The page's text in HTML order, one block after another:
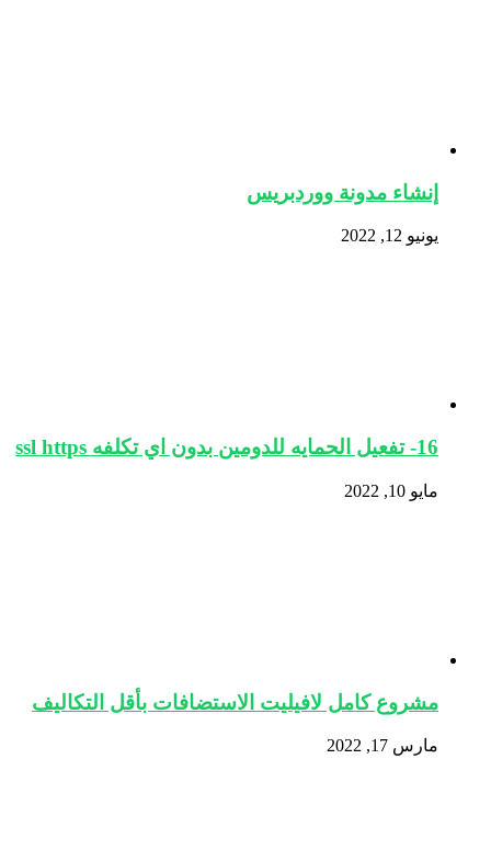
إنشاء مدونة ووردبريس
يونيو 12, 2022
16- تفعيل الحمايه للدومين بدون اي تكلفه ssl https
مايو 10, 2022
مشروع كامل لافيليت الاستضافات بأقل التكاليف
مارس 17, 2022